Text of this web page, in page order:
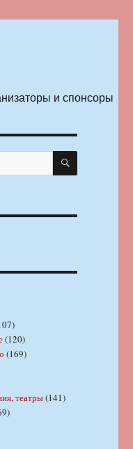
и спонсоры
ПОИСК
(120)
(169)
театры(141)